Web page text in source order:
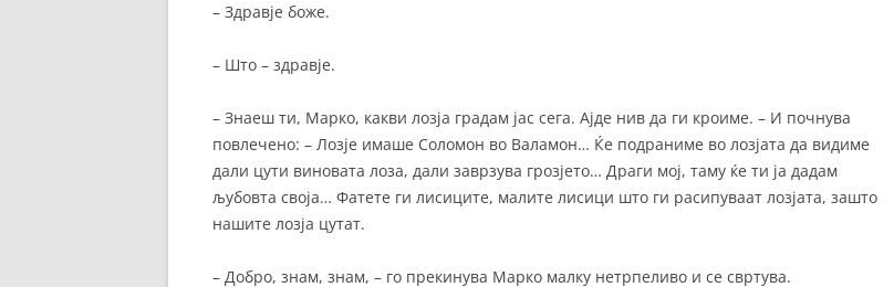
– Здравје боже.
– Што – здравје.
– Знаеш ти, Марко, какви лозја градам јас сега. Ајде нив да ги кроиме. – И почнува
повлечено: – Лозје имаше Соломон во Валамон… Ќе подраниме во лозјата да видиме
дали цути виновата лоза, дали заврзува грозјето… Драги мој, таму ќе ти ја дадам
љубовта своја… Фатете ги лисиците, малите лисици што ги расипуваат лозјата, зашто
нашите лозја цутат.
– Добро, знам, знам, – го прекинува Марко малку нетрпеливо и се свртува.